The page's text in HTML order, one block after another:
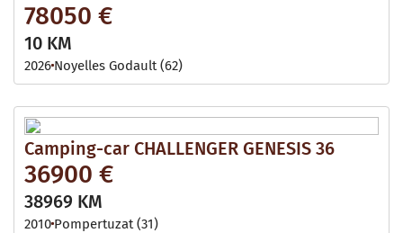
78050 €
10 KM
2026 Noyelles Godault (62)
Camping-car CHALLENGER GENESIS 36
36900 €
38969 KM
2010 Pompertuzat (31)